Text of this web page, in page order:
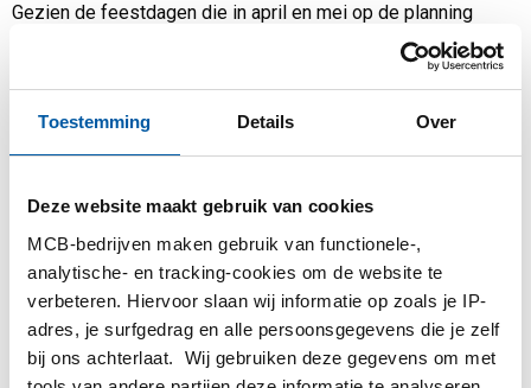
Toestemming Details Over
Deze website maakt gebruik van cookies
MCB-bedrijven maken gebruik van functionele-,
analytische- en tracking-cookies om de website te
verbeteren. Hiervoor slaan wij informatie op zoals je IP-
adres, je surfgedrag en alle persoonsgegevens die je zelf
bij ons achterlaat. Wij gebruiken deze gegevens om met
Gezien de feestdagen die in april en mei op de planning
staan, informeren wij u graag over leveringen en onze
Goede Vrijdag
Op vrijdag 18 april leveren
wij niet in Duitsland.
Pasen (20 en 21 april)
Op maandag 21 april zijn wij
gesloten en zullen er geen
leveringen plaatsvinden.
Dag van de Arbeid(1
Op donderdag 1 mei en